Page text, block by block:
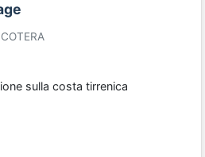
sulla costa tirrenica